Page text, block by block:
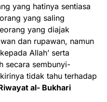
yang hatinya sentiasa
yang saling
yang diajak
dan rupawan, namun
Allah’ serta
secara sembunyi-
tidak tahu terhadap
al- Bukhari